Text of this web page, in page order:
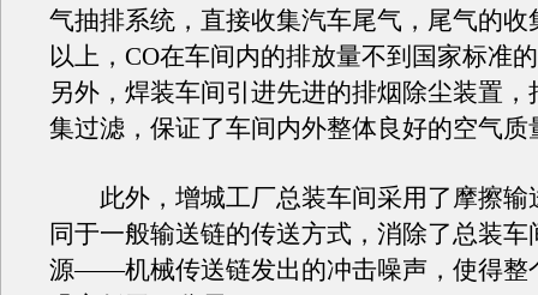
气抽排系统，直接收集汽车尾气，尾气的收
以上，CO在车间内的排放量不到国家标准
另外，焊装车间引进先进的排烟除尘装置，
集过滤，保证了车间内外整体良好的空气质
此外，增城工厂总装车间采用了摩擦输
同于一般输送链的传送方式，消除了总装车
源——机械传送链发出的冲击噪声，使得整